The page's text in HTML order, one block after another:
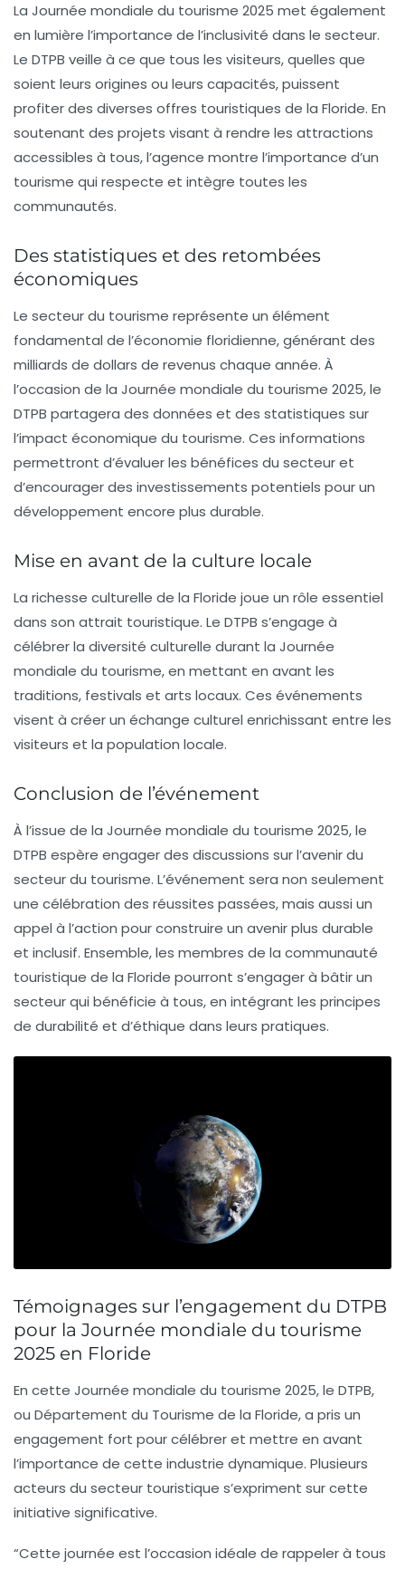
La Journée mondiale du tourisme 2025 met également
en lumière l’importance de l’inclusivité dans le secteur.
Le DTPB veille à ce que tous les visiteurs, quelles que
soient leurs origines ou leurs capacités, puissent
profiter des diverses offres touristiques de la Floride. En
soutenant des projets visant à rendre les attractions
accessibles à tous, l’agence montre l’importance d’un
tourisme qui respecte et intègre toutes les
communautés.
Des statistiques et des retombées
économiques
Le secteur du tourisme représente un élément
fondamental de l’économie floridienne, générant des
milliards de dollars de revenus chaque année. À
l’occasion de la Journée mondiale du tourisme 2025, le
DTPB partagera des données et des statistiques sur
l’impact économique du tourisme. Ces informations
permettront d’évaluer les bénéfices du secteur et
d’encourager des investissements potentiels pour un
développement encore plus durable.
Mise en avant de la culture locale
La richesse culturelle de la Floride joue un rôle essentiel
dans son attrait touristique. Le DTPB s’engage à
célébrer la diversité culturelle durant la Journée
mondiale du tourisme, en mettant en avant les
traditions, festivals et arts locaux. Ces événements
visent à créer un échange culturel enrichissant entre les
visiteurs et la population locale.
Conclusion de l’événement
À l’issue de la Journée mondiale du tourisme 2025, le
DTPB espère engager des discussions sur l’avenir du
secteur du tourisme. L’événement sera non seulement
une célébration des réussites passées, mais aussi un
appel à l’action pour construire un avenir plus durable
et inclusif. Ensemble, les membres de la communauté
touristique de la Floride pourront s’engager à bâtir un
secteur qui bénéficie à tous, en intégrant les principes
de durabilité et d’éthique dans leurs pratiques.
Témoignages sur l’engagement du DTPB
pour la Journée mondiale du tourisme
2025 en Floride
En cette Journée mondiale du tourisme 2025, le DTPB,
ou Département du Tourisme de la Floride, a pris un
engagement fort pour célébrer et mettre en avant
l’importance de cette industrie dynamique. Plusieurs
acteurs du secteur touristique s’expriment sur cette
initiative significative.
“Cette journée est l’occasion idéale de rappeler à tous